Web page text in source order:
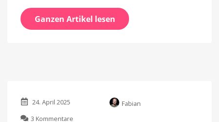
Ganzen Artikel lesen
24. April 2025
Fabian
3 Kommentare